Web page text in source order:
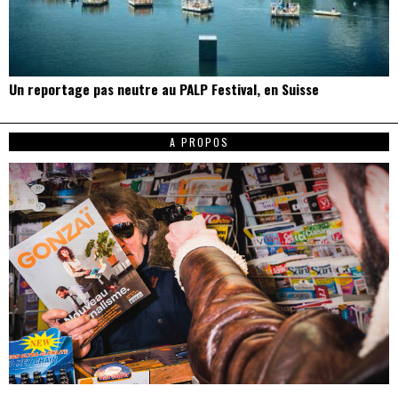
Un reportage pas neutre au PALP Festival, en Suisse
A PROPOS